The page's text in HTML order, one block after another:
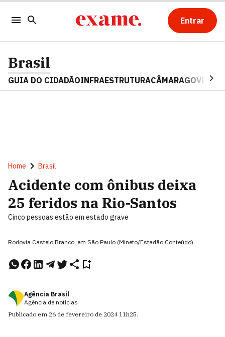
Entrar
Brasil
GUIA DO CIDADÃOINFRAESTRUTURACÂMARAGOVERNO
Home Brasil
Acidente com ônibus deixa
25 feridos na Rio-Santos
Cinco pessoas estão em estado grave
Rodovia Castelo Branco, em São Paulo (Mineto/Estadão Conteúdo)
Agência Brasil
Agência de notícias
Publicado em 26 de fevereiro de 2024 11h25.